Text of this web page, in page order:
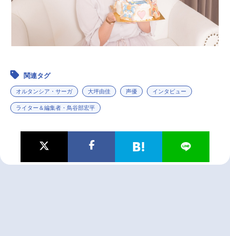
関連タグ
オルタンシア・サーガ 大坪由佳 声優 インタビュー
ライター＆編集者・鳥谷部宏平